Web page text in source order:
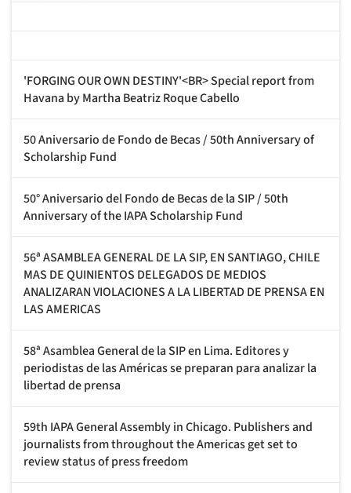
'FORGING OUR OWN DESTINY'<BR> Special report from
Havana by Martha Beatriz Roque Cabello
50 Aniversario de Fondo de Becas / 50th Anniversary of
Scholarship Fund
50° Aniversario del Fondo de Becas de la SIP / 50th
Anniversary of the IAPA Scholarship Fund
56ª ASAMBLEA GENERAL DE LA SIP, EN SANTIAGO, CHILE
MAS DE QUINIENTOS DELEGADOS DE MEDIOS
ANALIZARAN VIOLACIONES A LA LIBERTAD DE PRENSA EN
LAS AMERICAS
58ª Asamblea General de la SIP en Lima. Editores y
periodistas de las Américas se preparan para analizar la
libertad de prensa
59th IAPA General Assembly in Chicago. Publishers and
journalists from throughout the Americas get set to
review status of press freedom